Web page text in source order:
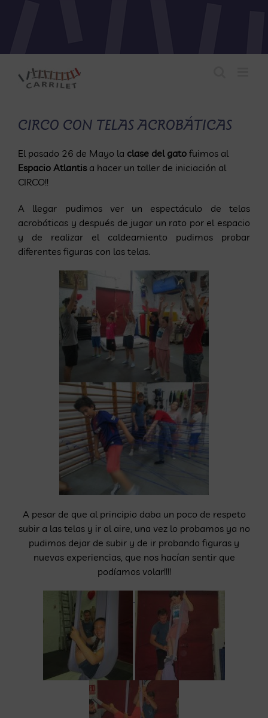
CIRCO CON TELAS ACROBÁTICAS
El pasado 26 de Mayo la clase del gato fuimos al
Espacio Atlantisa hacer un taller de iniciación al
CIRCO!!
A llegar pudimos ver un espectáculo de telas
acrobáticas y después de jugar un rato por el espacio
y de realizar el caldeamiento pudimos probar
diferentes figuras con las telas.
A pesar de que al principio daba un poco de respeto
subir a las telas y ir al aire, una vez lo probamos ya no
pudimos dejar de subir y de ir probando figuras y
nuevas experiencias, que nos hacían sentir que
podíamos volar!!!!